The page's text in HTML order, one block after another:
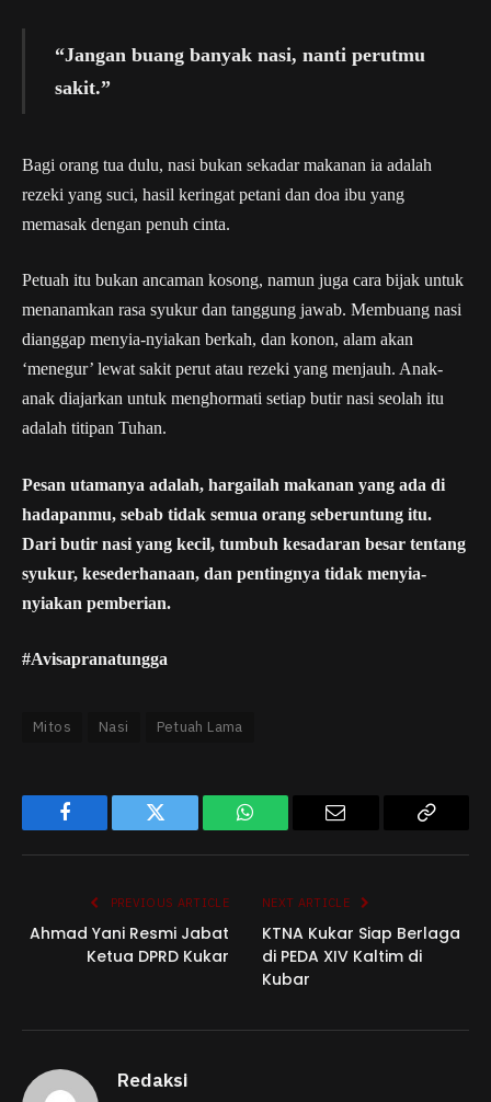
“Jangan buang banyak nasi, nanti perutmu
sakit.”
Bagi orang tua dulu, nasi bukan sekadar makanan ia adalah
rezeki yang suci, hasil keringat petani dan doa ibu yang
memasak dengan penuh cinta.
Petuah itu bukan ancaman kosong, namun juga cara bijak untuk
menanamkan rasa syukur dan tanggung jawab. Membuang nasi
dianggap menyia-nyiakan berkah, dan konon, alam akan
‘menegur’ lewat sakit perut atau rezeki yang menjauh. Anak-
anak diajarkan untuk menghormati setiap butir nasi seolah itu
adalah titipan Tuhan.
Pesan utamanya adalah, hargailah makanan yang ada di
hadapanmu, sebab tidak semua orang seberuntung itu.
Dari butir nasi yang kecil, tumbuh kesadaran besar tentang
syukur, kesederhanaan, dan pentingnya tidak menyia-
nyiakan pemberian.
#Avisapranatungga
Mitos Nasi Petuah Lama
Facebook Twitter WhatsApp
PREVIOUS ARTICLE
Ahmad Yani Resmi Jabat
Ketua DPRD Kukar
NEXT ARTICLE
KTNA Kukar Siap Berlaga
di PEDA XIV Kaltim di
Kubar
Redaksi